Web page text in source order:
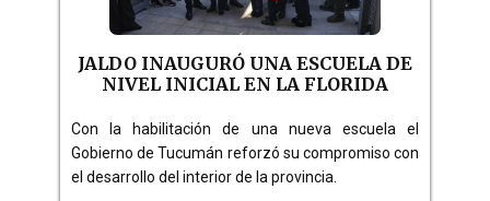
JALDO INAUGURÓ UNA ESCUELA DE
NIVEL INICIAL EN LA FLORIDA
Con la habilitación de una nueva escuela el
Gobierno de Tucumán reforzó su compromiso con
el desarrollo del interior de la provincia.